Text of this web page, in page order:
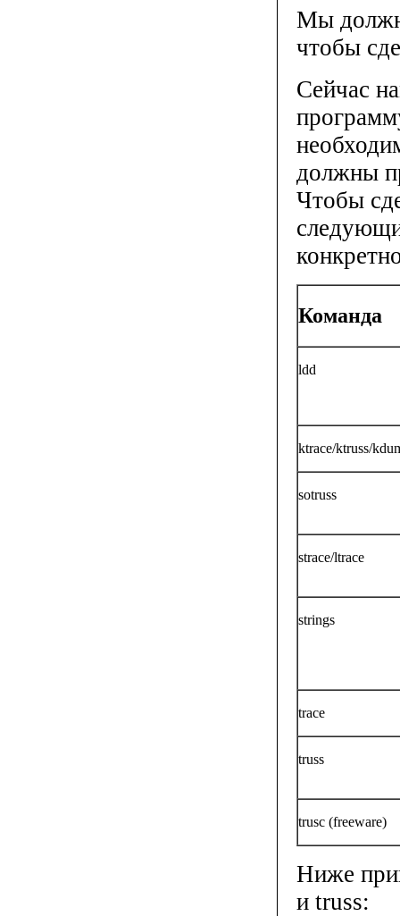
Мы
чтобы
Сейчас
должны
Чтобы
Команда
ldd
ktrace/ktruss/
sotruss
strace/ltrace
strings
trace
truss
trusc (freeware)
Ниже
и truss: